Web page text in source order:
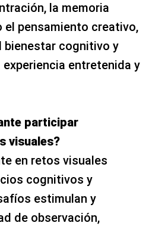
la memoria
pensamiento creativo,
bienestar cognitivo y
entretenida y
participar
visuales?
en retos visuales
cognitivos y
estimulan y
de observación,